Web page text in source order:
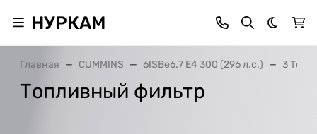
НУРКАМ Темная
Главная CUMMINS 6ISBe6.7 E4 300 (296 л.с.) 3
Топливный фильтр